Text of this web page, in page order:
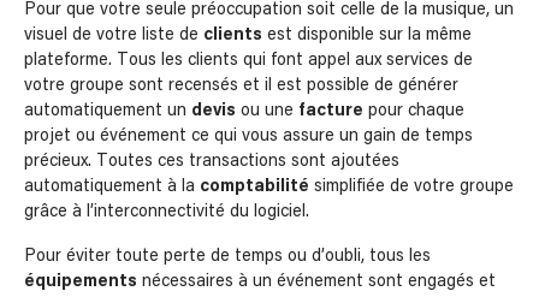
Pour que votre seule préoccupation soit celle de la musique, un
visuel de votre liste de clients est disponible sur la même
plateforme. Tous les clients qui font appel aux services de
votre groupe sont recensés et il est possible de générer
automatiquement un devis ou une facture pour chaque
projet ou événement ce qui vous assure un gain de temps
précieux. Toutes ces transactions sont ajoutées
automatiquement à la comptabilité simplifiée de votre groupe
grâce à l’interconnectivité du logiciel.
Pour éviter toute perte de temps ou d’oubli, tous les
équipements nécessaires à un événement sont engagés et